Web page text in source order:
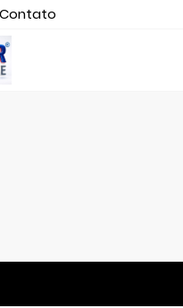
Contato
jornalista Clovis Almeida.